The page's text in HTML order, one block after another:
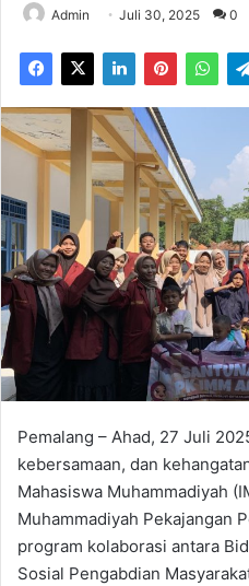
Admin Juli 30, 2025 0
Pemalang – Ahad, 27 Juli
kebersamaan, dan
Mahasiswa Muhammadiyah
Muhammadiyah Pekajangan
program kolaborasi antara
Sosial Pengabdian